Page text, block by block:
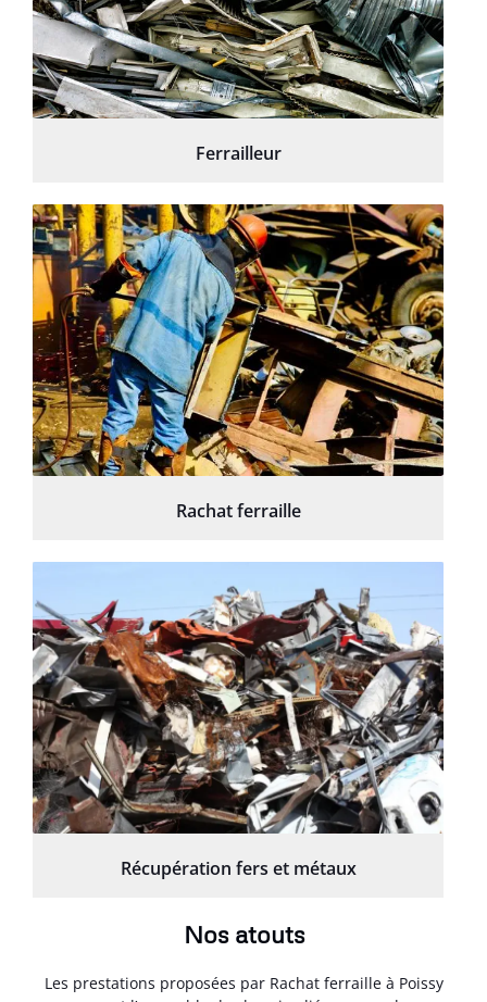
Ferrailleur
Rachat ferraille
Récupération fers et métaux
Nos atouts
Les prestations proposées par Rachat ferraille à Poissy